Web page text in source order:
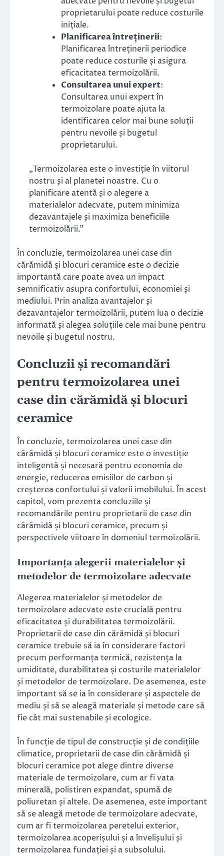
proprietarului poate reduce costurile
inițiale.
Planificarea întreținerii:
Planificarea întreținerii periodice
poate reduce costurile și asigura
eficacitatea termoizolării.
Consultarea unui expert:
Consultarea unui expert în
termoizolare poate ajuta la
identificarea celor mai bune soluții
pentru nevoile și bugetul
proprietarului.
„Termoizolarea este o investiție în viitorul
nostru și al planetei noastre. Cu o
planificare atentă și o alegere a
materialelor adecvate, putem minimiza
dezavantajele și maximiza beneficiile
termoizolării.”
În concluzie, termoizolarea unei case din
cărămidă și blocuri ceramice este o decizie
importantă care poate avea un impact
semnificativ asupra confortului, economiei și
mediului. Prin analiza avantajelor și
dezavantajelor termoizolării, putem lua o decizie
informată și alegea soluțiile cele mai bune pentru
nevoile și bugetul nostru.
Concluzii și recomandări
pentru termoizolarea unei
case din cărămidă și blocuri
ceramice
În concluzie, termoizolarea unei case din
cărămidă și blocuri ceramice este o investiție
inteligentă și necesară pentru economia de
energie, reducerea emisiilor de carbon și
creșterea confortului și valorii imobilului. În acest
capitol, vom prezenta concluziile și
recomandările pentru proprietarii de case din
cărămidă și blocuri ceramice, precum și
perspectivele viitoare în domeniul termoizolării.
Importanța alegerii materialelor și
metodelor de termoizolare adecvate
Alegerea materialelor și metodelor de
termoizolare adecvate este crucială pentru
eficacitatea și durabilitatea termoizolării.
Proprietarii de case din cărămidă și blocuri
ceramice trebuie să ia în considerare factori
precum performanța termică, rezistența la
umiditate, durabilitatea și costurile materialelor
și metodelor de termoizolare. De asemenea, este
important să se ia în considerare și aspectele de
mediu și să se aleagă materiale și metode care să
fie cât mai sustenabile și ecologice.
În funcție de tipul de construcție și de condițiile
climatice, proprietarii de case din cărămidă și
blocuri ceramice pot alege dintre diverse
materiale de termoizolare, cum ar fi vata
minerală, polistiren expandat, spumă de
poliuretan și altele. De asemenea, este important
să se aleagă metode de termoizolare adecvate,
cum ar fi termoizolarea peretelui exterior,
termoizolarea acoperișului și a învelișului și
termoizolarea fundației și a subsolului.